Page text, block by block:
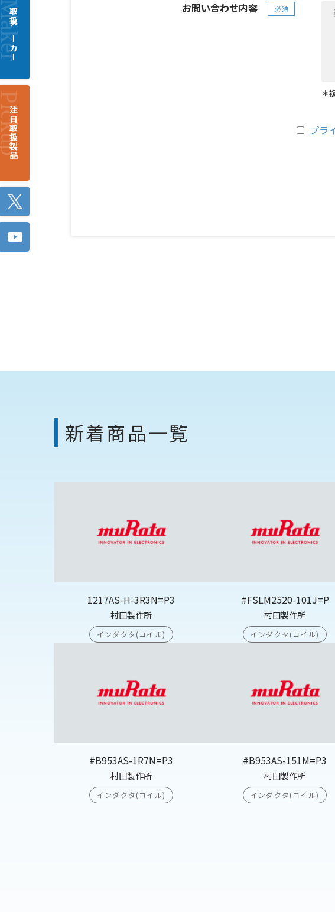
お問い合わせ内容 必須
＊
プラ
新着商品一覧
1217AS-H-3R3N=P3
村田製作所
インダクタ(コイル)
#FSLM2520-101J=P
村田製作所
インダクタ(コイル)
#B953AS-1R7N=P3
村田製作所
インダクタ(コイル)
#B953AS-151M=P3
村田製作所
インダクタ(コイル)
取扱メーカー
注目取扱製品